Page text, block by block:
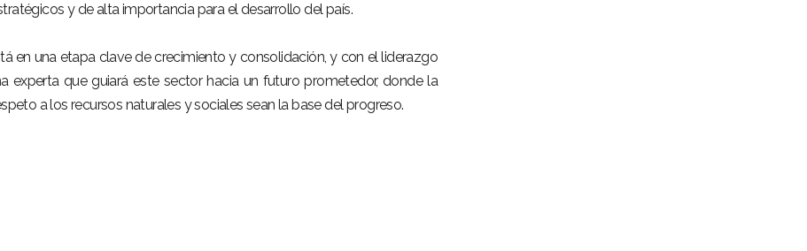
y de alta importancia para el desarrollo del país.
en una etapa clave de crecimiento y consolidación, y con el liderazgo
experta que guiará este sector hacia un futuro prometedor, donde la
a los recursos naturales y sociales sean la base del progreso.